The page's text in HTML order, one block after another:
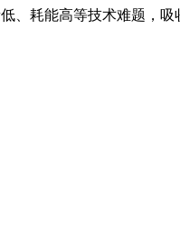
、耗能高等技术难题，